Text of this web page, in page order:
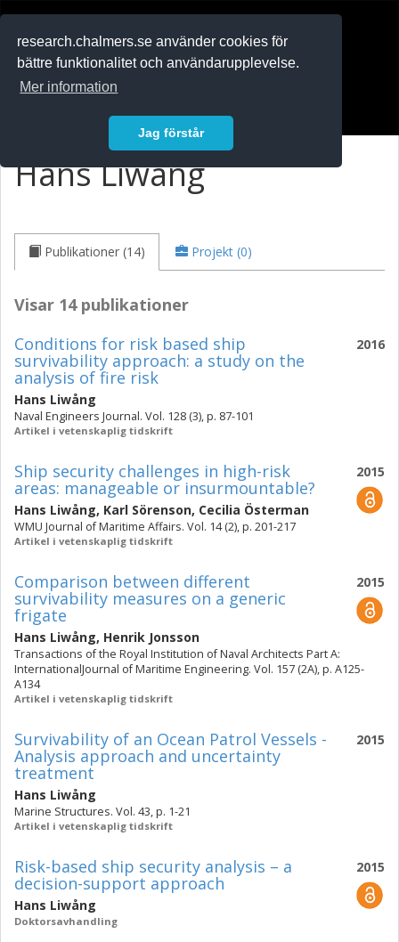
research.chalmers.se använder cookies för
bättre funktionalitet och användarupplevelse.
Mer information
Jag förstår
Hans Liwång
Publikationer (14) Projekt (0)
Visar 14 publikationer
2016
Conditions for risk based ship
survivability approach: a study on the
analysis of fire risk
Hans Liwång
Naval Engineers Journal. Vol. 128 (3), p. 87-101
Artikel i vetenskaplig tidskrift
2015
Ship security challenges in high-risk
areas: manageable or insurmountable?
Hans Liwång, Karl Sörenson, Cecilia Österman
WMU Journal of Maritime Affairs. Vol. 14 (2), p. 201-217
Artikel i vetenskaplig tidskrift
2015
Comparison between different
survivability measures on a generic
frigate
Hans Liwång, Henrik Jonsson
Transactions of the Royal Institution of Naval Architects Part A:
InternationalJournal of Maritime Engineering. Vol. 157 (2A), p. A125-
A134
Artikel i vetenskaplig tidskrift
2015
Survivability of an Ocean Patrol Vessels -
Analysis approach and uncertainty
treatment
Hans Liwång
Marine Structures. Vol. 43, p. 1-21
Artikel i vetenskaplig tidskrift
2015
Risk-based ship security analysis – a
decision-support approach
Hans Liwång
Doktorsavhandling